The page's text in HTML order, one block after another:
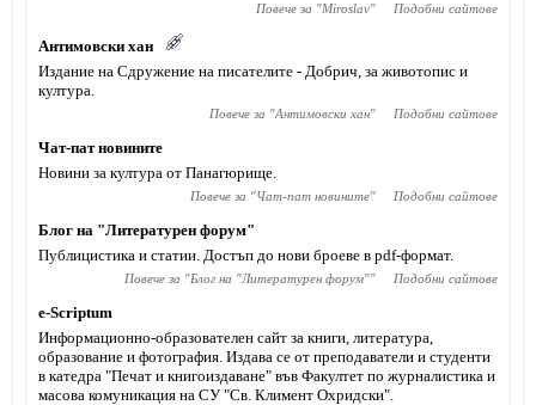
Повече за "Miroslav" Подобни сайтове
Антимовски хан
Издание на Сдружение на писателите - Добрич, за животопис и
култура.
Повече за "Антимовски хан" Подобни сайтове
Чат-пат новините
Новини за култура от Панагюрище.
Повече за "Чат-пат новините" Подобни сайтове
Блог на "Литературен форум"
Публицистика и статии. Достъп до нови броеве в pdf-формат.
Повече за "Блог на "Литературен форум"" Подобни сайтове
e-Scriptum
Информационно-образователен сайт за книги, литература,
образование и фотография. Издава се от преподаватели и студенти
в катедра "Печат и книгоиздаване" във Факултет по журналистика и
масова комуникация на СУ "Св. Климент Охридски".